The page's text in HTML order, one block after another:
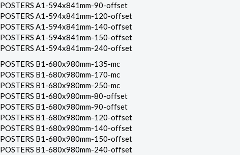
POSTERS A1-594x841mm-90-offset
POSTERS A1-594x841mm-120-offset
POSTERS A1-594x841mm-140-offset
POSTERS A1-594x841mm-150-offset
POSTERS A1-594x841mm-240-offset
POSTERS B1-680x980mm-135-mc
POSTERS B1-680x980mm-170-mc
POSTERS B1-680x980mm-250-mc
POSTERS B1-680x980mm-80-offset
POSTERS B1-680x980mm-90-offset
POSTERS B1-680x980mm-120-offset
POSTERS B1-680x980mm-140-offset
POSTERS B1-680x980mm-150-offset
POSTERS B1-680x980mm-240-offset